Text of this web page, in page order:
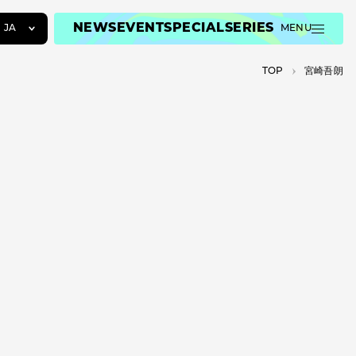
JA NEWSEVENTSPECIALSERIES MENU
TOP 宮崎吾朗